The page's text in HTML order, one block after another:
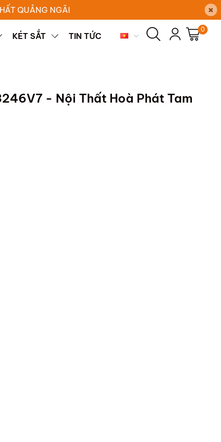
QUẢNG NGÃI ×
KÉT SẮT TIN TỨC
0
- Nội Thất Hoà Phát Tam